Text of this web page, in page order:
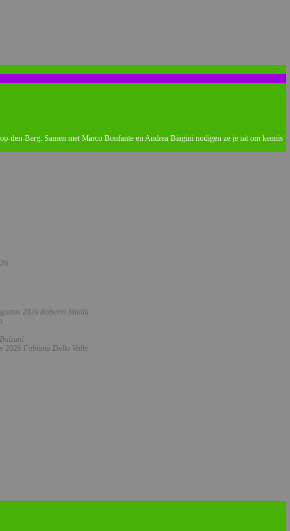
den-Berg. Samen met Marco Bonfante en Andrea Biagini nodigen ze je uit om kennis
2026 Roberto Maida
2026 Fabiana Della Valle